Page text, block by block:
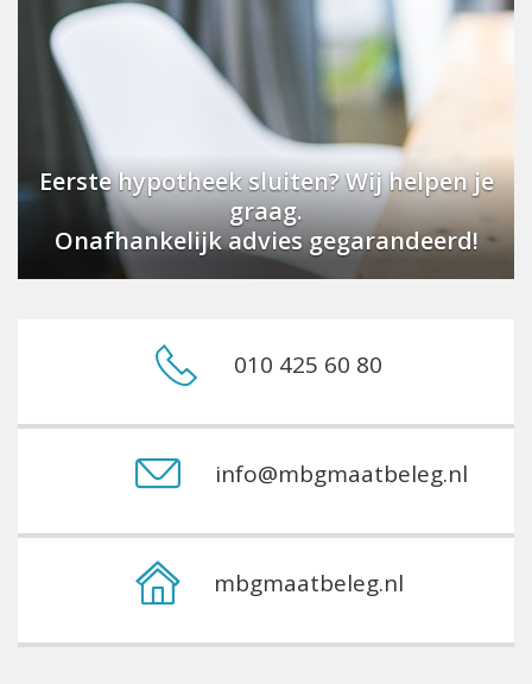
Eerste hypotheek sluiten? Wij helpen je
graag.
Onafhankelijk advies gegarandeerd!
010 425 60 80
info@mbgmaatbeleg.nl
mbgmaatbeleg.nl